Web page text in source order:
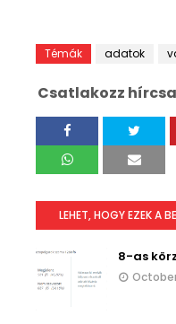
Témák adatok
Csatlakozz
LEHET, HOGY EZEK A
8-as
October